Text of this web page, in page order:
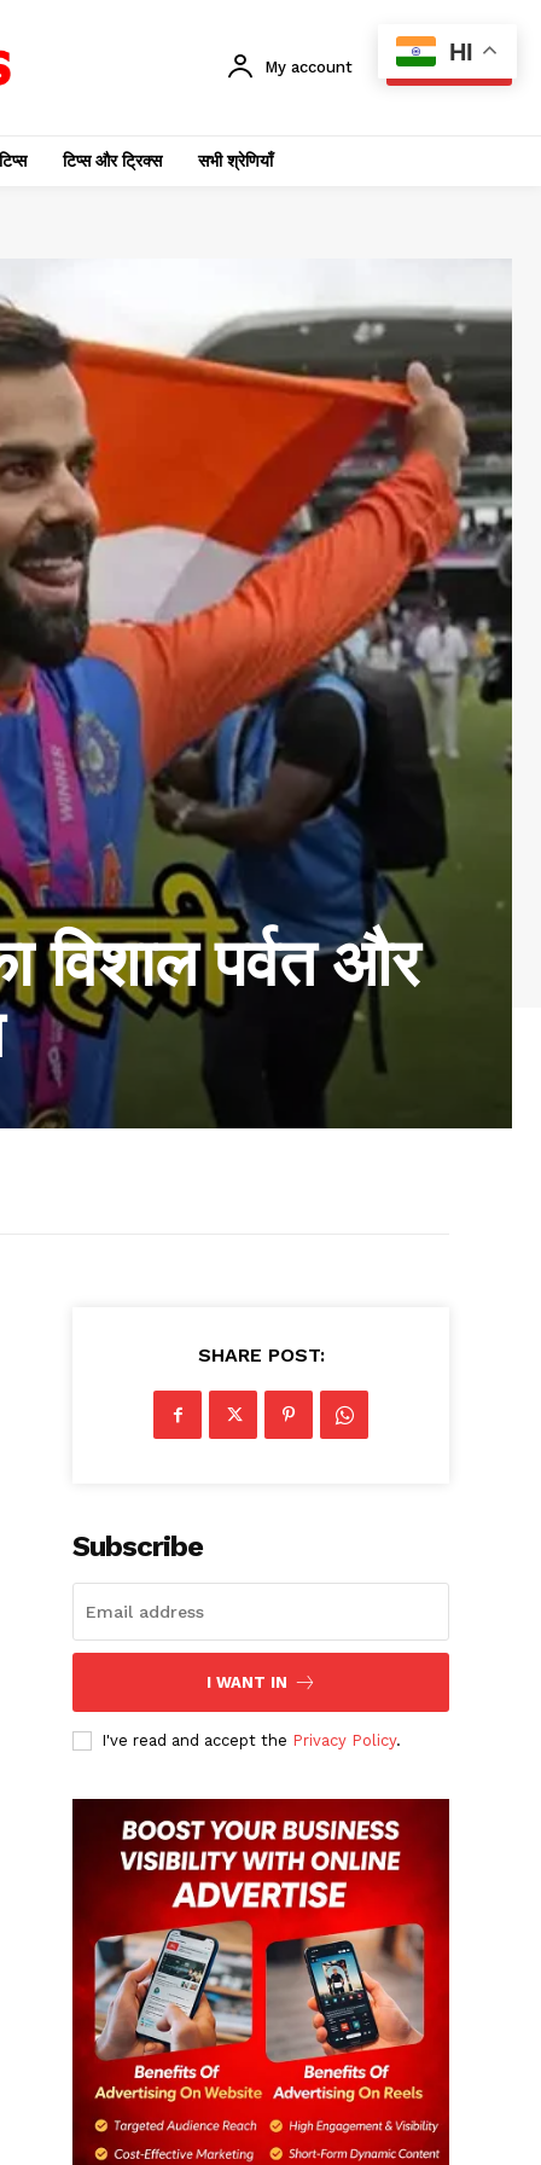
My account SUBSCRIBE
टिप्स और ट्रिक्स सभी श्रेणियाँ
विशाल पर्वत और
SHARE POST:
Subscribe
I WANT IN
I've read and accept the Privacy Policy.
HI